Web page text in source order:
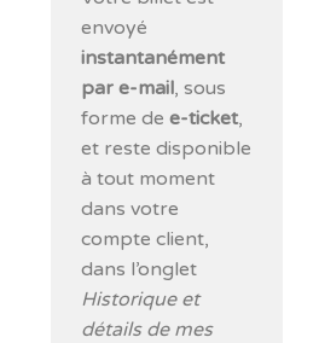
envoyé
instantanément
par e-mail, sous
forme dee-ticket,
et reste disponible
à tout moment
dans votre
compte client,
dans l’onglet
Historique et
détails de mes